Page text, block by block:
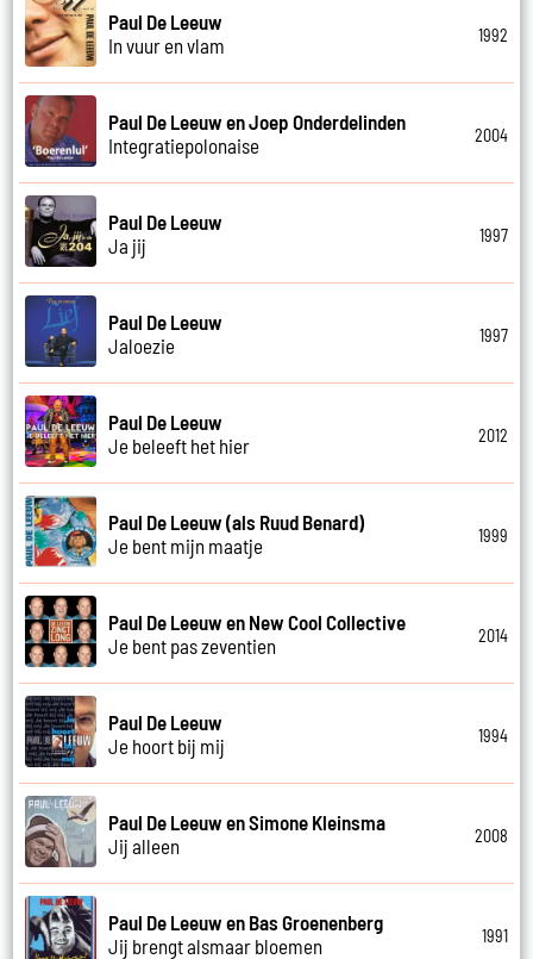
Paul De Leeuw
In vuur en vlam
1992
Paul De Leeuw en Joep Onderdelinden
Integratiepolonaise
2004
Paul De Leeuw
Ja jij
1997
Paul De Leeuw
Jaloezie
1997
Paul De Leeuw
Je beleeft het hier
2012
Paul De Leeuw (als Ruud Benard)
Je bent mijn maatje
1999
Paul De Leeuw en New Cool Collective
Je bent pas zeventien
2014
Paul De Leeuw
Je hoort bij mij
1994
Paul De Leeuw en Simone Kleinsma
Jij alleen
2008
Paul De Leeuw en Bas Groenenberg
Jij brengt alsmaar bloemen
1991